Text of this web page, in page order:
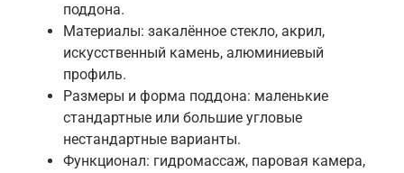
поддона.
Материалы: закалённое стекло, акрил,
искусственный камень, алюминиевый
профиль.
Размеры и форма поддона: маленькие
стандартные или большие угловые
нестандартные варианты.
Функционал: гидромассаж, паровая камера,